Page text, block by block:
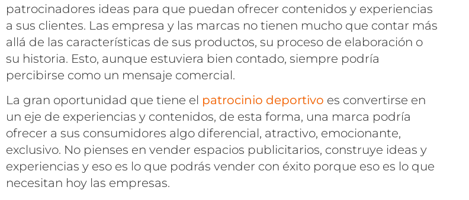
patrocinadores ideas para que puedan ofrecer contenidos y experiencias
a sus clientes. Las empresa y las marcas no tienen mucho que contar más
allá de las características de sus productos, su proceso de elaboración o
su historia. Esto, aunque estuviera bien contado, siempre podría
percibirse como un mensaje comercial.
La gran oportunidad que tiene el patrocinio deportivo es convertirse en
un eje de experiencias y contenidos, de esta forma, una marca podría
ofrecer a sus consumidores algo diferencial, atractivo, emocionante,
exclusivo. No pienses en vender espacios publicitarios, construye ideas y
experiencias y eso es lo que podrás vender con éxito porque eso es lo que
necesitan hoy las empresas.